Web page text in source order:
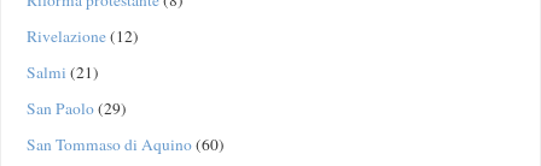
Rivelazione(12)
Salmi (21)
San Paolo(29)
San Tommaso di Aquino(60)